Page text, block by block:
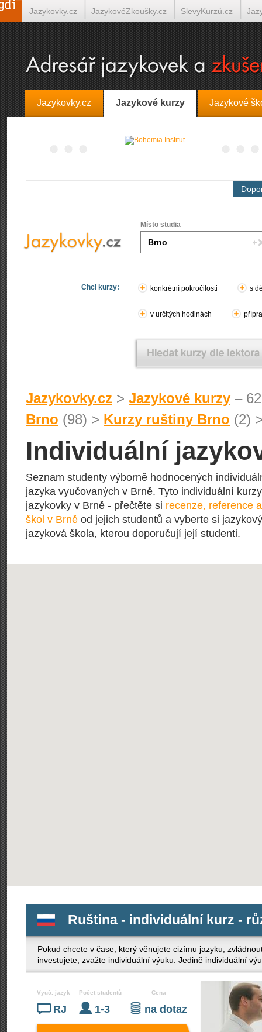
Jazykovky.cz Jazykové kurzy Jazykové
Místo studia
Chci kurzy: konkrétní pokročilosti s
v určitých hodinách
Jazykovky.cz > Jazykové kurzy –
Brno (98) > Kurzy ruštiny Brno (2)
Individuální
Seznam studenty výborně hodnocených
jazyka vyučovaných v Brně. Tyto individuální
jazykovky v Brně - přečtěte si recenze, reference
škol v Brně od jejich studentů a vyberte si
jazyková škola, kterou doporučují její studenti.
Ruština - individuální kurz -
Pokud chcete v čase, který věnujete cizímu jazyku,
investujete, zvažte individuální výuku. Jedině individuální
Vyuč. jazyk
RJ
Počet studentů
1-3
Cena
na dotaz
Jazykovky.cz JazykovéZkoušky.cz SlevyKurzů.cz
Španělština on-line Italština on-line Tlumočení-